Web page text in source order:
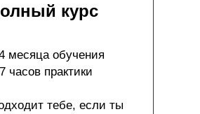
курс
месяца обучения
часов практики
тебе, если ты